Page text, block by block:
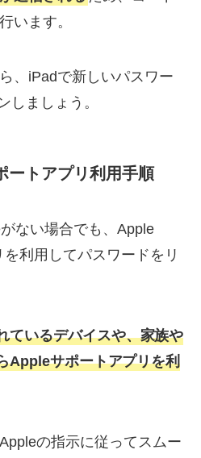
います。
、iPadで新しいパスワー
しましょう。
トアプリ利用手順
ない場合でも、Apple
利用してパスワードをリ
ているデバイスや、家族や
Appleサポートアプリを利
の指示に従ってスムー